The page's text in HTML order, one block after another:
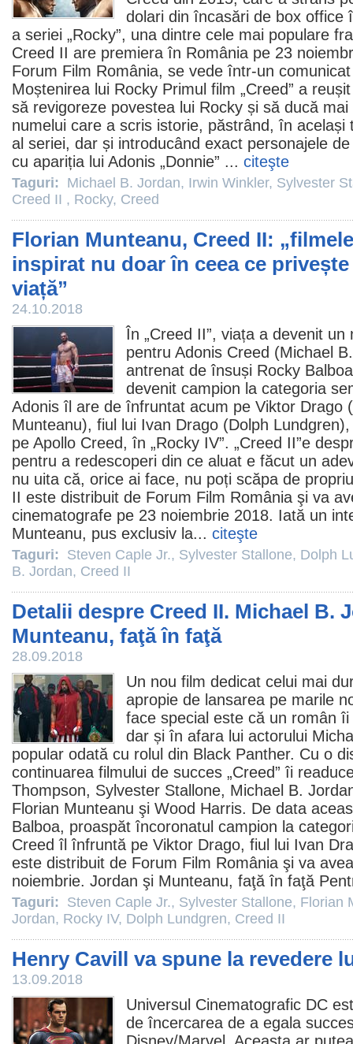
dolari din încasări de box office
a seriei „Rocky”, una dintre cele mai populare
Creed II are premiera în România pe 23
Forum Film România, se vede într-un
Moștenirea lui Rocky Primul film „Creed” a
să revigoreze povestea lui Rocky și să ducă
numelui care a scris istorie, păstrând, în același
al seriei, dar și introducând exact personajele
cu apariția lui Adonis „Donnie” ... citeşte
Taguri: Michael B. Jordan, Irwin Winkler, Sylvester
Creed II , Rocky, Creed
Florian Munteanu, Creed II:
inspirat nu doar în ceea ce
viață”
24.10.2018
În „Creed II”, viața a devenit un
pentru Adonis Creed (Michael
antrenat de însuși Rocky
devenit campion la categoria
Adonis îl are de înfruntat acum pe Viktor Drago
Munteanu), fiul lui Ivan Drago (Dolph Lundgren),
pe Apollo Creed, în „Rocky IV”. „Creed II”e
pentru a redescoperi din ce aluat e făcut un
nu uita că, orice ai face, nu poți scăpa de
II este distribuit de Forum Film România şi va
cinematografe pe 23 noiembrie 2018. Iată un
Munteanu, pus exclusiv la... citeşte
Taguri: Steven Caple Jr., Sylvester Stallone, Dolph
B. Jordan, Creed II
Detalii despre Creed II. Michael B.
Munteanu, faţă în faţă
28.09.2018
Un nou film dedicat celui mai
apropie de lansarea pe marile
face special este că un român
dar și în afara lui actorului
popular odată cu rolul din Black Panther. Cu o
continuarea filmului de succes „Creed” îi
Thompson, Sylvester Stallone, Michael B.
Florian Munteanu şi Wood Harris. De data
Balboa, proaspăt încoronatul campion la
Creed îl înfruntă pe Viktor Drago, fiul lui Ivan
este distribuit de Forum Film România şi va
noiembrie. Jordan şi Munteanu, faţă în faţă
Taguri: Steven Caple Jr., Sylvester Stallone, Florian
Jordan, Rocky IV, Dolph Lundgren, Creed II
Henry Cavill va spune la revedere
13.09.2018
Universul Cinematografic DC
de încercarea de a egala